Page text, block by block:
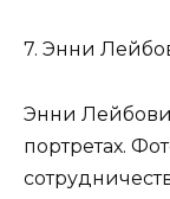
7. Энни
Энни
портретах.